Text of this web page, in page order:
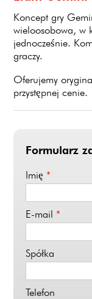
Koncept gry
wieloosobowa, w
jednocześnie.
graczy.
Oferujemy
przystępnej cenie.
Formularz
Imię *
E-mail *
Spółka
Telefon